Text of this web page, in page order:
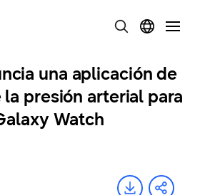
una aplicación de
presión arterial para
Watch